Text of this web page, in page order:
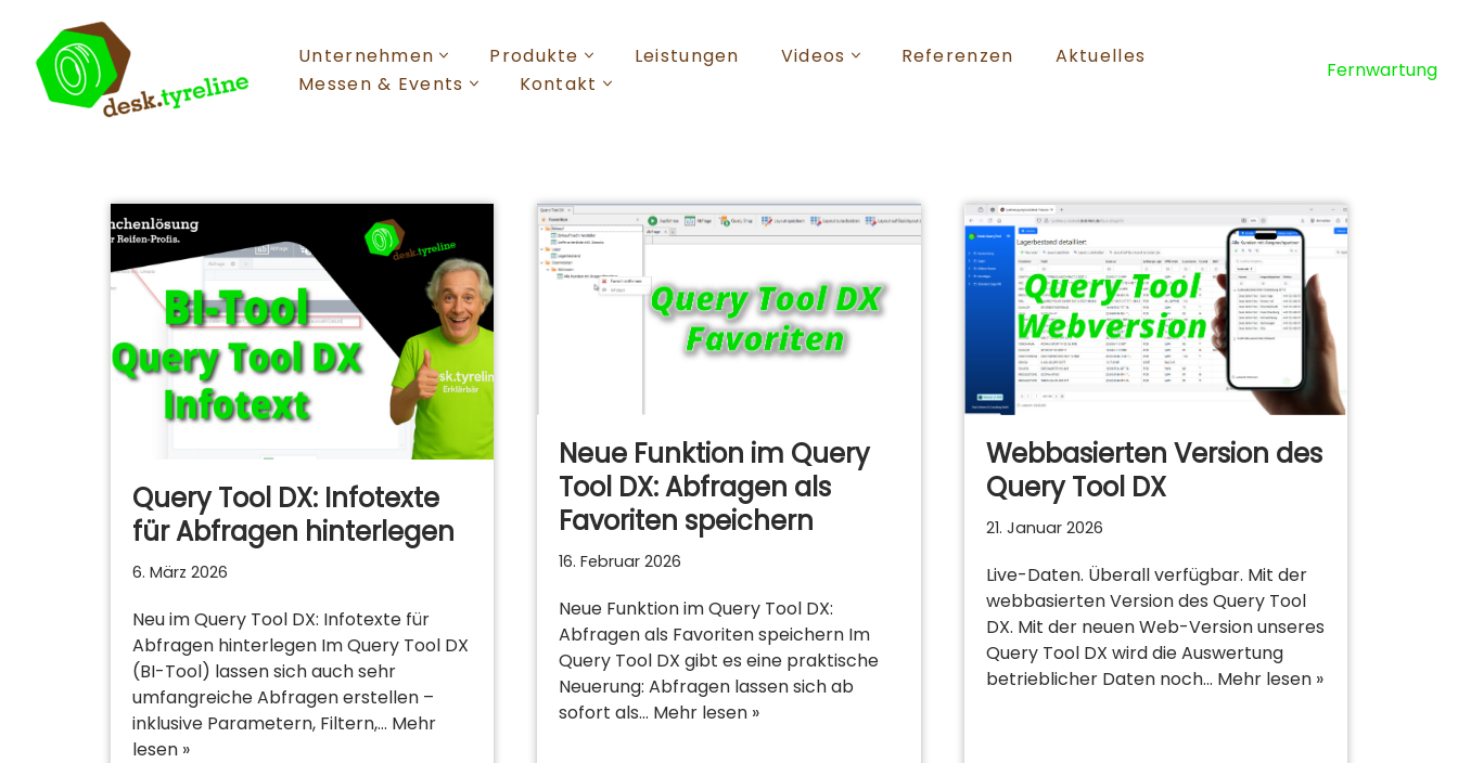
Zum
Inhalt
springen
Unternehmen Produkte Leistungen Videos Referenzen
Aktuelles
Messen & Events
Kontakt
Fernwartung
Query Tool DX: Infotexte
für Abfragen hinterlegen
6. März 2026
Neu im Query Tool DX: Infotexte für
Abfragen hinterlegen Im Query Tool DX
(BI-Tool) lassen sich auch sehr
umfangreiche Abfragen erstellen –
inklusive Parametern, Filtern,… Mehr
lesen »
Neue Funktion im Query
Tool DX: Abfragen als
Favoriten speichern
16. Februar 2026
Neue Funktion im Query Tool DX:
Abfragen als Favoriten speichern Im
Query Tool DX gibt es eine praktische
Neuerung: Abfragen lassen sich ab
sofort als… Mehr lesen »
Webbasierten Version des
Query Tool DX
21. Januar 2026
Live-Daten. Überall verfügbar. Mit der
webbasierten Version des Query Tool
DX. Mit der neuen Web-Version unseres
Query Tool DX wird die Auswertung
betrieblicher Daten noch… Mehr lesen »